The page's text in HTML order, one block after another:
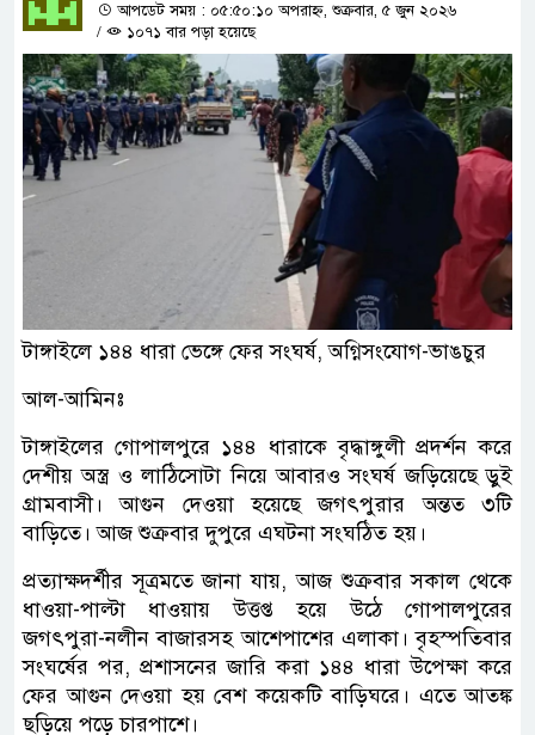
আপডেট সময় : ০৫:৫০:১০ অপরাহ্ন, শুক্রবার, ৫ জুন ২০২৬
/
১০৭১ বার পড়া হয়েছে
টাঙ্গাইলে ১৪৪ ধারা ভেঙ্গে ফের সংঘর্ষ, অগ্নিসংযোগ-ভাঙচুর
আল-আমিনঃ
টাঙ্গাইলের গোপালপুরে ১৪৪ ধারাকে বৃদ্ধাঙ্গুলী প্রদর্শন করে
দেশীয় অস্ত্র ও লাঠিসোটা নিয়ে আবারও সংঘর্ষ জড়িয়েছে ড়ুই
গ্রামবাসী। আগুন দেওয়া হয়েছে জগৎপুরার অন্তত ৩টি
বাড়িতে। আজ শুক্রবার দুপুরে এঘটনা সংঘঠিত হয়।
প্রত্যাক্ষদর্শীর সূত্রমতে জানা যায়, আজ শুক্রবার সকাল থেকে
ধাওয়া-পাল্টা ধাওয়ায় উত্তপ্ত হয়ে উঠে গোপালপুরের
জগৎপুরা-নলীন বাজারসহ আশেপাশের এলাকা। বৃহস্পতিবার
সংঘর্ষের পর, প্রশাসনের জারি করা ১৪৪ ধারা উপেক্ষা করে
ফের আগুন দেওয়া হয় বেশ কয়েকটি বাড়িঘরে। এতে আতঙ্ক
ছড়িয়ে পড়ে চারপাশে।